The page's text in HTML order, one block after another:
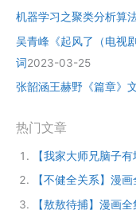
机器学习之聚类分析算
吴青峰《起风了（电视
词2023-03-25
张韶涵王赫野《篇章》
热门文章
【我家大师兄脑子
【不健全关系】漫
【敖敖待捕】漫画